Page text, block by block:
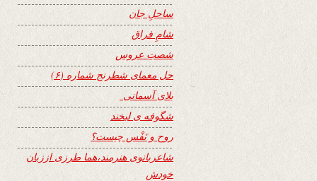
ساحلِ جان
شامِ فراق
شصتِ عروس
حل معمای شطرنج شماره (۶)
بلای آسمانی
شگوفه ى لبخند
روح و نَفْس چیست؟
شاعربانوی هنرمند،هما طرزی اززبان
خودش